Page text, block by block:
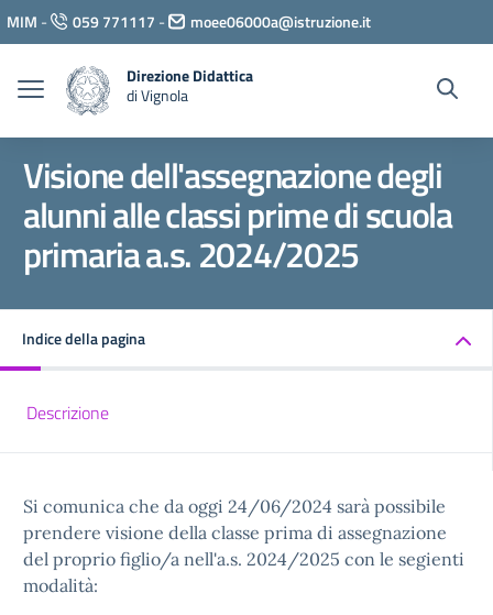
Vai ai contenuti
Vai al menu di navigazione
Vai al footer
MIM - 059 771117 - moee06000a@istruzione.it
Direzione Didattica
di Vignola
Visione dell'assegnazione degli
alunni alle classi prime di scuola
primaria a.s. 2024/2025
Indice della pagina
Descrizione
Si comunica che da oggi 24/06/2024 sarà possibile
prendere visione della classe prima di assegnazione
del proprio figlio/a nell'a.s. 2024/2025 con le segienti
modalità: